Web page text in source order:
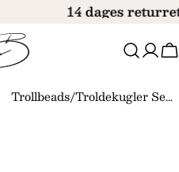
14 dages returret
Trollbeads/Troldekugler September snerle kugle TAGBE-00035